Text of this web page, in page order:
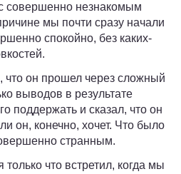
совершенно незнакомым
мы почти сразу начали
спокойно, без каких-
что он прошел через сложный
выводов в результате
поддержать и сказал, что он
он, конечно, хочет. Что было
странным.
только что встретил, когда мы